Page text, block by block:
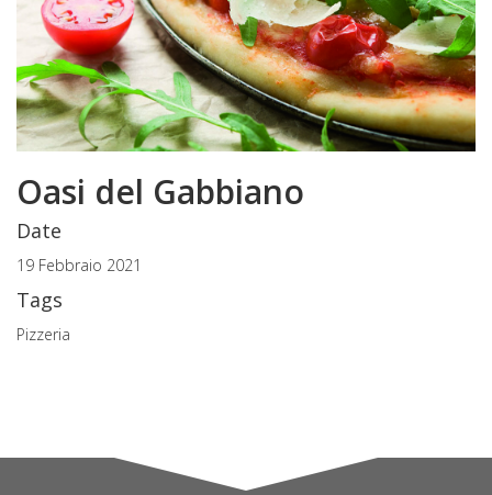
Oasi del Gabbiano
Date
19 Febbraio 2021
Tags
Pizzeria